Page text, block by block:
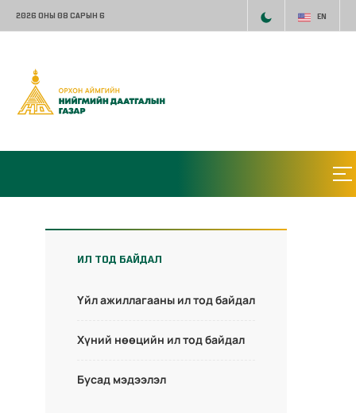
2026 ОНЫ 08 САРЫН 6 EN
ИЛ ТОД БАЙДАЛ
Үйл ажиллагааны ил тод байдал
Хүний нөөцийн ил тод байдал
Бусад мэдээлэл